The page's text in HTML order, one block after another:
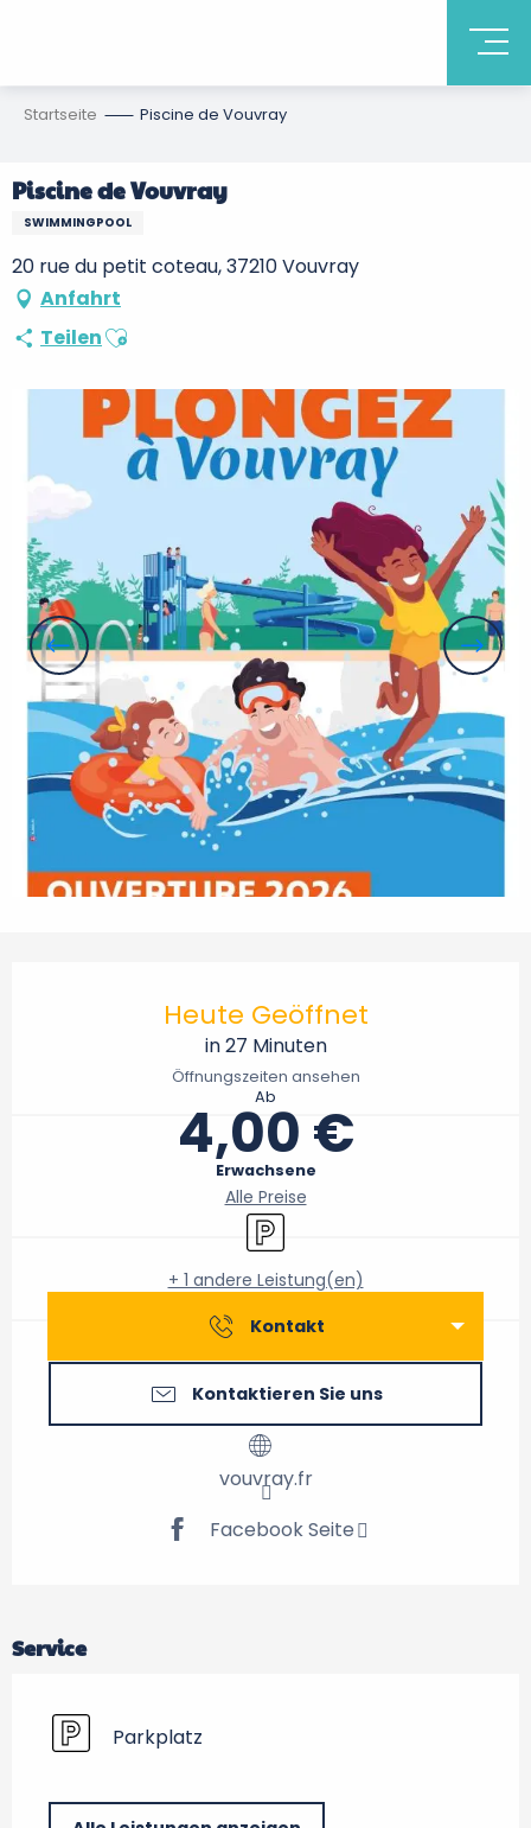
Startseite Piscine de Vouvray
Piscine de Vouvray
SWIMMINGPOOL
20 rue du petit coteau, 37210 Vouvray
Anfahrt
TeilenAjouter aux favoris
Heute Geöffnet
in 27 Minuten
Öffnungszeiten ansehen
Ab
4,00 €
Erwachsene
Alle Preise
Parkplatz
+ 1 andere Leistung(en)
Kontakt
Kontaktieren Sie uns
vouvray.fr
Facebook Seite
Service
Parkplatz